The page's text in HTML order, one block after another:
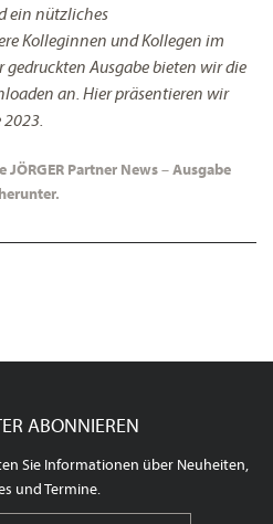
ein nützliches
Kolleginnen und Kollegen im
Ausgabe bieten wir die
an. Hier präsentieren wir
Partner News – Ausgabe
ABONNIEREN
Sie Informationen über Neuheiten,
und Termine.